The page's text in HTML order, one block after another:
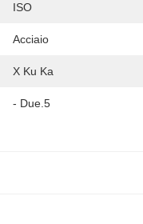
ISO
Acciaio
X Ku Ka
- Due.5